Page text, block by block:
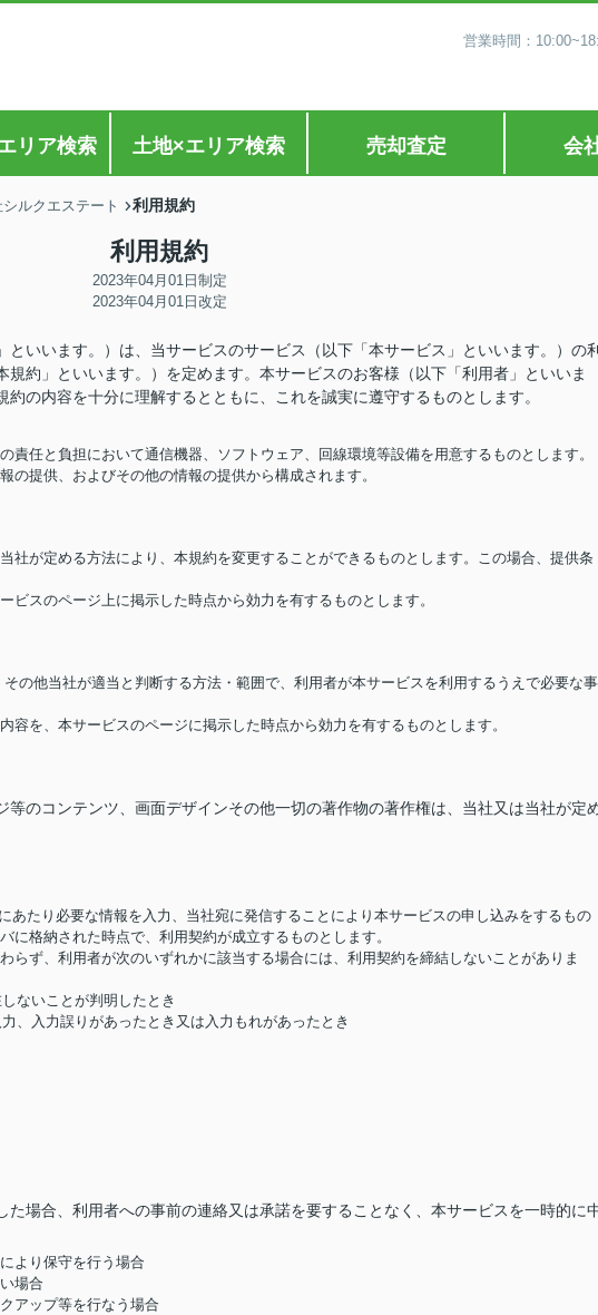
営業時間：
リア検索 土地×エリア検索 売却査定 会
ルクエステート 利用規約
利用規約
2023年04月01日制定
2023年04月01日改定
といいます。）は、当サービスのサービス（以下「本サービス」といいます。）の
規約」といいます。）を定めます。本サービスのお客様（以下「利用者」といいま
の内容を十分に理解するとともに、これを誠実に遵守するものとします。
任と負担において通信機器、ソフトウェア、回線環境等設備を用意するものとします。
提供、およびその他の情報の提供から構成されます。
社が定める方法により、本規約を変更することができるものとします。この場合、提供条
スのページ上に掲示した時点から効力を有するものとします。
の他当社が適当と判断する方法・範囲で、利用者が本サービスを利用するうえで必要な事
を、本サービスのページに掲示した時点から効力を有するものとします。
等のコンテンツ、画面デザインその他一切の著作物の著作権は、当社又は当社が定
たり必要な情報を入力、当社宛に発信することにより本サービスの申し込みをするもの
に格納された時点で、利用契約が成立するものとします。
らず、利用者が次のいずれかに該当する場合には、利用契約を締結しないことがありま
ないことが判明したとき
、入力誤りがあったとき又は入力もれがあったとき
た場合、利用者への事前の連絡又は承諾を要することなく、本サービスを一時的に
より保守を行う場合
場合
アップ等を行なう場合